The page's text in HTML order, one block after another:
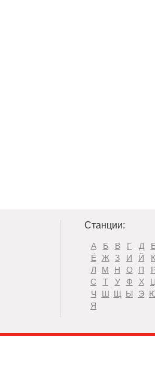
Станции:
А Б В Г Д
Ё
Ж З И Й
К
Л
М Н О П
С
Т У Ф Х
Ч
Ш Щ Ы Э
Я